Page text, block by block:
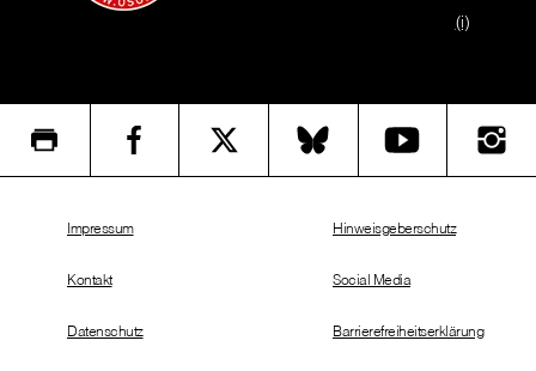
(i)
Impressum
Kontakt
Datenschutz
Hinweisgeberschutz
Social Media
Barrierefreiheitserklärung